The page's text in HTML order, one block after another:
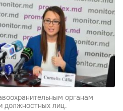
органам
должностных лиц.